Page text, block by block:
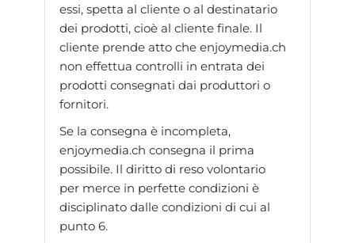
essi, spetta al cliente o al destinatario
dei prodotti, cioè al cliente finale. Il
cliente prende atto che enjoymedia.ch
non effettua controlli in entrata dei
prodotti consegnati dai produttori o
fornitori.
Se la consegna è incompleta,
enjoymedia.ch consegna il prima
possibile. Il diritto di reso volontario
per merce in perfette condizioni è
disciplinato dalle condizioni di cui al
punto 6.